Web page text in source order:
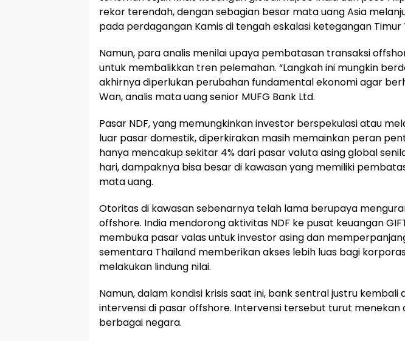
rekor terendah, dengan sebagian besar mata uang Asia
pada perdagangan Kamis di tengah eskalasi ketegangan Timur
Namun, para analis menilai upaya pembatasan transaksi
untuk membalikkan tren pelemahan. “Langkah ini mungkin
akhirnya diperlukan perubahan fundamental ekonomi agar
Wan, analis mata uang senior MUFG Bank Ltd.
Pasar NDF, yang memungkinkan investor berspekulasi atau
luar pasar domestik, diperkirakan masih memainkan peran
hanya mencakup sekitar 4% dari pasar valuta asing global
hari, dampaknya bisa besar di kawasan yang memiliki
mata uang.
Otoritas di kawasan sebenarnya telah lama berupaya
offshore. India mendorong aktivitas NDF ke pusat keuangan
membuka pasar valas untuk investor asing dan
sementara Thailand memberikan akses lebih luas bagi
melakukan lindung nilai.
Namun, dalam kondisi krisis saat ini, bank sentral justru kembali
intervensi di pasar offshore. Intervensi tersebut turut menekan
berbagai negara.